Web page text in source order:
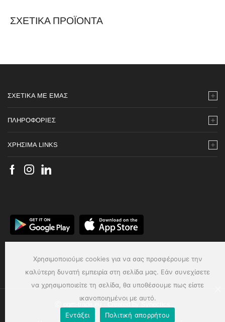
Χρησιμοποιούμε cookies για να σας προσφέρουμε την
καλύτερη δυνατή εμπειρία στη σελίδα μας. Εάν συνεχίσετε
να χρησιμοποιείτε τη σελίδα, θα υποθέσουμε πως είστε
ικανοποιημένοι με αυτό.
Εντάξει Πολιτική απορρήτου
ΣΧΕΤΙΚΆ ΠΡΟΪΌΝΤΑ
ΣΧΕΤΙΚΆ ΜΕ ΕΜΆΣ
ΠΛΗΡΟΦΟΡΙΕΣ
ΧΡΗΣΙΜΑ LINKS
Ⓒ pgm-trade.eu - Created by